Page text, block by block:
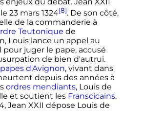
le 23 mars 1324[8]. De son côté,
de la commanderie à
Teutonique de
Louis lance un appel au
pour juger le pape, accusé
de bien d'autrui.
papes d'Avignon, vivant dans
depuis des années à
ordres mendiants, Louis de
et soutient les Franscicains.
, Jean XXII dépose Louis de